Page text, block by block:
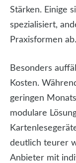
Stärken. Einige
spezialisiert,
Praxisformen ab.
Besonders
Kosten.
geringen
modulare
deutlich teurer
Anbieter mit